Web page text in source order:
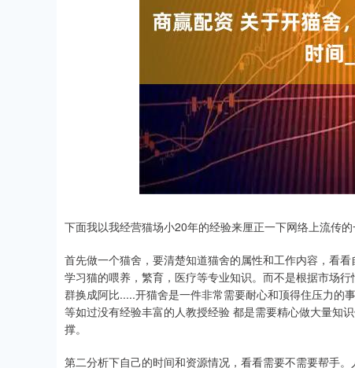
下面我以我经营猫场小20年的经验来厘正一下网络上流传的
首先做一个猫舍，要清楚知道猫舍的属性和工作内容，看
学习猫的喂养，繁育，医疗等专业知识。而不是根据市场
群换成阿比.....开猫舍是一件非常需要耐心和顶得住压力的
等如过没有经验丰富的人教授经验 都是需要精心做大量知
撑。
第二分析下自己的时间和资源情况，看看需要不需要帮手